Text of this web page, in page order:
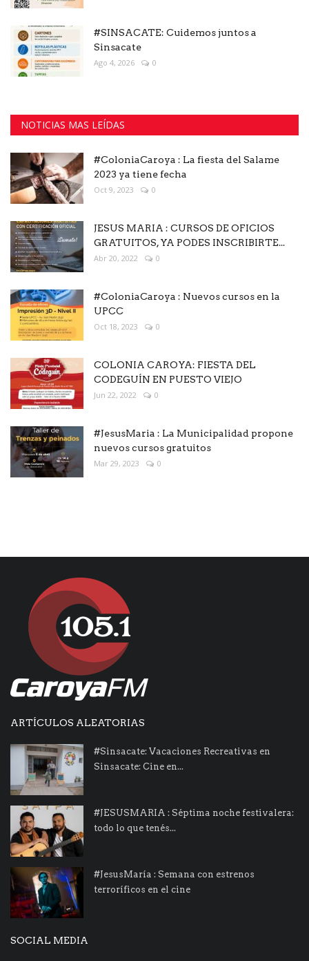
#SINSACATE: Cuidemos juntos a
Sinsacate
Ago 4, 2026 0
NOTICIAS MAS LEÍDAS
#ColoniaCaroya : La fiesta del Salame
2023 ya tiene fecha
Oct 9, 2023 0
JESUS MARIA : CURSOS DE OFICIOS
GRATUITOS, YA PODES INSCRIBIRTE...
Abr 20, 2022 0
#ColoniaCaroya : Nuevos cursos en la
UPCC
Oct 18, 2023 0
COLONIA CAROYA: FIESTA DEL
CODEGUÍN EN PUESTO VIEJO
Jun 22, 2022 0
#JesusMaria : La Municipalidad propone
nuevos cursos gratuitos
Mar 29, 2023 0
ARTÍCULOS ALEATORIAS
#Sinsacate: Vacaciones Recreativas en
Sinsacate: Cine en...
#JESUSMARIA : Séptima noche festivalera:
todo lo que tenés...
#JesusMaría : Semana con estrenos
terroríficos en el cine
SOCIAL MEDIA